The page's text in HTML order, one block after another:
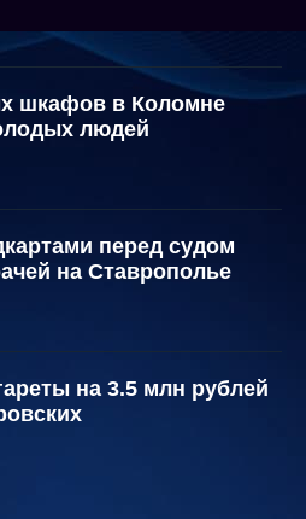
шкафов в Коломне
людей
перед судом
на Ставрополье
на 3.5 млн рублей